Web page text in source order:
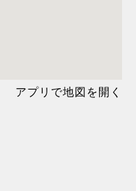
アプリで地図を開く